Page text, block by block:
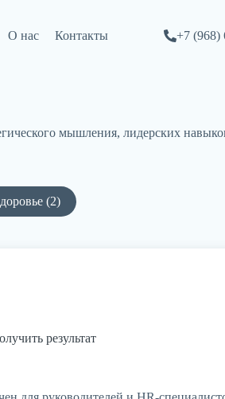
О нас Контакты +7 (968)
мышления, лидерских
(2)
результат